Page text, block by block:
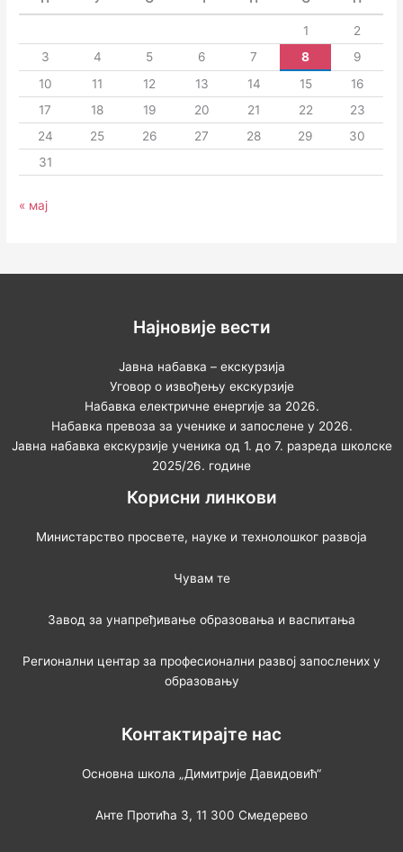
1
2
3
4 5 6 7 8
9
10
11 12 13 14 15
16
17
18 19 20 21 22
23
24
25 26 27 28 29
30
31
« мај
Најновије вести
Јавна набавка – екскурзија
Уговор о извођењу екскурзије
Набавка електричне енергије за 2026.
Набавка превоза за ученике и запослене у 2026.
Јавна набавка екскурзије ученика од 1. до 7. разреда школске
2025/26. године
Корисни линкови
Министарство просвете, науке и технолошког развоја
Чувам те
Завод за унапређивање образовања и васпитања
Регионални центар за професионални развој запослених у
образовању
Контактирајте нас
Основна школа „Димитрије Давидовић“
Анте Протића 3, 11 300 Смедерево